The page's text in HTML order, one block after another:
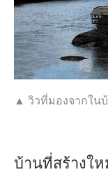
▲ วิวที่มองจากใน
บ้านที่สร้างใ